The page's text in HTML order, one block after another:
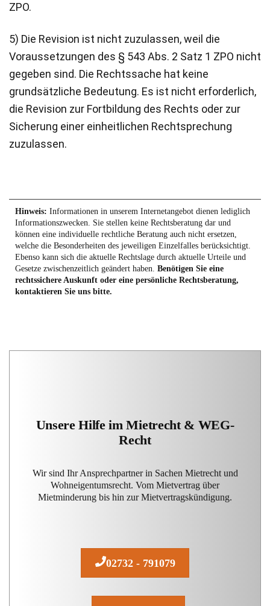
ZPO.
5) Die Revision ist nicht zuzulassen, weil die
Voraussetzungen des § 543 Abs. 2 Satz 1 ZPO nicht
gegeben sind. Die Rechtssache hat keine
grundsätzliche Bedeutung. Es ist nicht erforderlich,
die Revision zur Fortbildung des Rechts oder zur
Sicherung einer einheitlichen Rechtsprechung
zuzulassen.
Hinweis: Informationen in unserem Internetangebot dienen lediglich
Informationszwecken. Sie stellen keine Rechtsberatung dar und
können eine individuelle rechtliche Beratung auch nicht ersetzen,
welche die Besonderheiten des jeweiligen Einzelfalles berücksichtigt.
Ebenso kann sich die aktuelle Rechtslage durch aktuelle Urteile und
Gesetze zwischenzeitlich geändert haben. Benötigen Sie eine
rechtssichere Auskunft oder eine persönliche Rechtsberatung,
kontaktieren Sie uns bitte.
Unsere Hilfe im Mietrecht & WEG-
Recht
Wir sind Ihr Ansprechpartner in Sachen Mietrecht und
Wohneigentumsrecht. Vom Mietvertrag über
Mietminderung bis hin zur Mietvertragskündigung.
02732 - 791079